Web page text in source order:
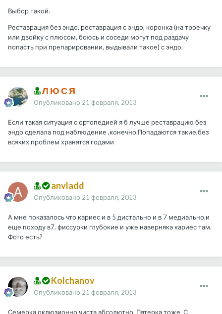
Выбор такой.
Реставрация без эндо, реставрация с эндо, коронка (на троечку
или двойку с плюсом, боюсь и соседи могут под раздачу
попасть при препарировании, выдывали такое) с эндо.
Л Ю С Я
Опубликовано 21 февраля, 2013
Если такая ситуация с ортопедией я б лучше реставрацию без
эндо сделала под наблюдение ,конечно.Попадаются такие,без
всяких проблем хранятся годами
anvladd
Опубликовано 21 февраля, 2013
А мне показалось что кариес и в 5 дистально и в 7 медиально.и
еще походу в7. фиссурки глубокие и уже наверняка кариес там.
Фото есть?
Kolchanov
Опубликовано 21 февраля, 2013
Семерка оклюзионно чиста абсолютно. Пятерка тоже. С